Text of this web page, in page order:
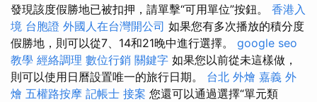
發現該度假勝地已被扣押，請單擊“可用單位”按鈕。 香港入
境 台胞證 外國人在台灣開公司 如果您有多次播放的積分度
假勝地，則可以從7、14和21晚中進行選擇。 google seo
教學 經絡調理 數位行銷 關鍵字 如果您以前從未這樣做，
則可以使用日曆設置唯一的旅行日期。 台北 外燴 嘉義 外
燴 五權路按摩 記帳士 接案 您還可以通過選擇“單元類